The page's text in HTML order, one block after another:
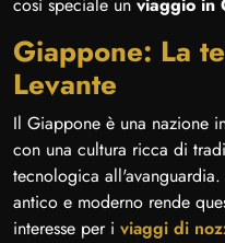
Giappone: La
Levante
Il Giappone è una nazione
con una cultura ricca di
tecnologica
antico e moderno rende
interesse per i viaggi di